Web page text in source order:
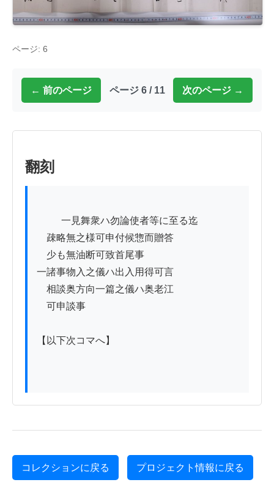
ページ: 6
← 前のページ ページ 6 / 11 次のページ →
翻刻
疎略無之様可申付候惣而贈答
少も無油断可致首尾事
一諸事物入之儀ハ出入用得可言
相談奥方向一篇之儀ハ奥老江
可申談事
【以下次コマへ】
コレクションに戻る プロジェクト情報に戻る